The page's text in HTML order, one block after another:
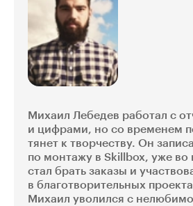
Михаил Лебедев работал с
и цифрами, но со временем
тянет к творчеству. Он
по монтажу в Skillbox, уже во
стал брать заказы и
в благотворительных
Михаил уволился с